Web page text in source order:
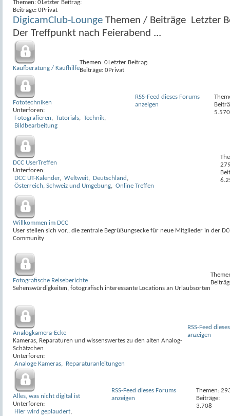
Themen: 0
Beiträge: 0
Letzter Beitrag:
Privat
DigicamClub-Lounge Themen / Beiträge
Letzter
Der Treffpunkt nach Feierabend ...
Kaufberatung / Kaufhilfe
Themen: 0
Beiträge: 0
Letzter Beitrag:
Privat
Fototechniken
Unterforen:
Fotografieren, Tutorials, Technik,
Bildbearbeitung
RSS-Feed dieses Forums
anzeigen
5.570
DCC UserTreffen
Unterforen:
DCC UT-Kalender, Weltweit, Deutschland ,
Österreich, Schweiz und Umgebung, Online Treffen
Willkommen im DCC
User stellen sich vor.. die zentrale Begrüßungsecke für neue Mitglieder in der
Community
Fotografische Reiseberichte
Sehenswürdigkeiten, fotografisch interessante Locations an Urlaubsorten
Analogkamera-Ecke
Kameras, Reparaturen und wissenswertes zu den alten Analog-
Schätzchen
Unterforen:
Analoge Kameras, Reparaturanleitungen
RSS-Feed
anzeigen
Alles, was nicht digital ist
Unterforen:
Hier wird geplaudert,
RSS-Feed dieses Forums
anzeigen
Themen:
Beiträge:
3.708